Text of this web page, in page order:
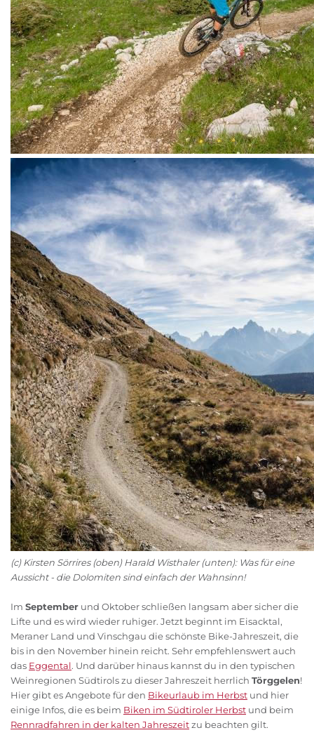
(c) Kirsten Sörrires (oben) Harald Wisthaler (unten): Was für eine
Aussicht - die Dolomiten sind einfach der Wahnsinn!
Im September und Oktober schließen langsam aber sicher die
Lifte und es wird wieder ruhiger. Jetzt beginnt im Eisacktal,
Meraner Land und Vinschgau die schönste Bike-Jahreszeit, die
bis in den November hinein reicht. Sehr empfehlenswert auch
das Eggental. Und darüber hinaus kannst du in den typischen
Weinregionen Südtirols zu dieser Jahreszeit herrlich Törggelen!
Hier gibt es Angebote für den Bikeurlaub im Herbst und hier
einige Infos, die es beim Biken im Südtiroler Herbst und beim
Rennradfahren in der kalten Jahreszeitzu beachten gilt.